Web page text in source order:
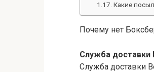
Какие
Почему нет
Служба доставки
Служба доставки